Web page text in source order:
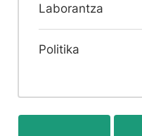
Laborantza
Politika